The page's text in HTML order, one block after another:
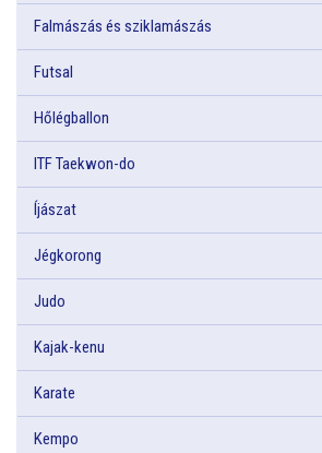
Falmászás és sziklamászás
Futsal
Hőlégballon
ITF Taekwon-do
Íjászat
Jégkorong
Judo
Kajak-kenu
Karate
Kempo